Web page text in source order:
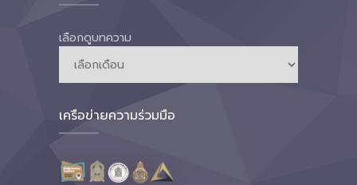
เลือกดูบทความ
เครือข่ายความร่วมมือ